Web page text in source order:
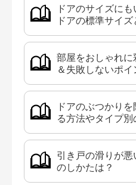
ドアのサイズに
ドアの標準サイズ
部屋をおしゃれ
＆失敗しないポイ
ドアのぶつかり
る方法やタイプ
引き戸の滑りが
のしかたは？